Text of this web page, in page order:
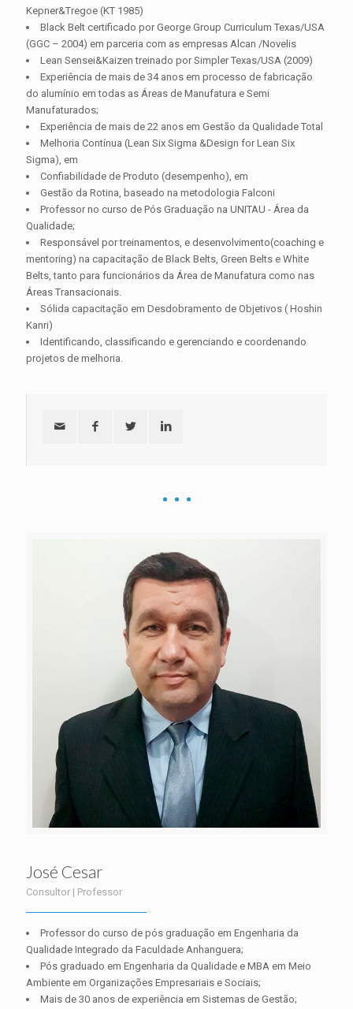
Kepner&Tregoe (KT 1985)
Black Belt certificado por George Group Curriculum Texas/USA
(GGC – 2004) em parceria com as empresas Alcan /Novelis
Lean Sensei&Kaizen treinado por Simpler Texas/USA (2009)
Experiência de mais de 34 anos em processo de fabricação
do alumínio em todas as Áreas de Manufatura e Semi
Manufaturados;
Experiência de mais de 22 anos em Gestão da Qualidade Total
Melhoria Contínua (Lean Six Sigma &Design for Lean Six
Sigma), em
Confiabilidade de Produto (desempenho), em
Gestão da Rotina, baseado na metodologia Falconi
Professor no curso de Pós Graduação na UNITAU - Área da
Qualidade;
Responsável por treinamentos, e desenvolvimento(coaching e
mentoring) na capacitação de Black Belts, Green Belts e White
Belts, tanto para funcionários da Área de Manufatura como nas
Áreas Transacionais.
Sólida capacitação em Desdobramento de Objetivos ( Hoshin
Kanri)
Identificando, classificando e gerenciando e coordenando
projetos de melhoria.
José Cesar
Consultor | Professor
Professor do curso de pós graduação em Engenharia da
Qualidade Integrado da Faculdade Anhanguera;
Pós graduado em Engenharia da Qualidade e MBA em Meio
Ambiente em Organizações Empresariais e Sociais;
Mais de 30 anos de experiência em Sistemas de Gestão;